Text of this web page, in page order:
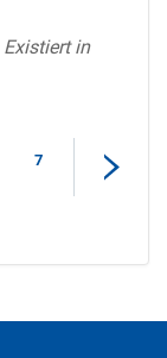
Existiert in
7